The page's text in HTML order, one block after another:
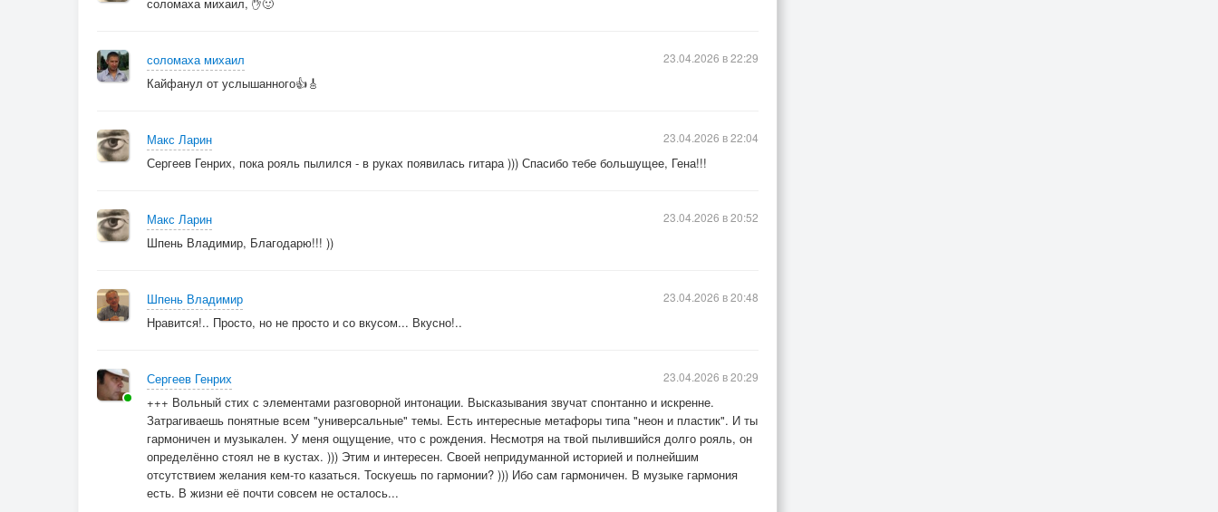
соломаха михаил
Кайфанул от услышанного👍🎸
23.04.2026 в 22:29
Макс Ларин
Сергеев Генрих, пока рояль пылился - в руках появилась гитара ))) Спасибо тебе большущее, Гена!!!
23.04.2026 в 22:04
Макс Ларин
Шпень Владимир, Благодарю!!! ))
23.04.2026 в 20:52
Шпень Владимир
Нравится!.. Просто, но не просто и со вкусом... Вкусно!..
23.04.2026 в 20:48
Сергеев Генрих
+++ Вольный стих с элементами разговорной интонации. Высказывания звучат спонтанно и искренне.
Затрагиваешь понятные всем "универсальные" темы. Есть интересные метафоры типа "неон и пластик". И ты
гармоничен и музыкален. У меня ощущение, что с рождения. Несмотря на твой пылившийся долго рояль, он
определённо стоял не в кустах. ))) Этим и интересен. Своей непридуманной историей и полнейшим
отсутствием желания кем-то казаться. Тоскуешь по гармонии? ))) Ибо сам гармоничен. В музыке гармония
есть. В жизни её почти совсем не осталось...
23.04.2026 в 20:29